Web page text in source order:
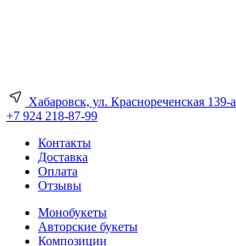
Хабаровск, ул. Краснореченская 139-а
+7 924 218-87-99
Контакты
Доставка
Оплата
Отзывы
Монобукеты
Авторские букеты
Композиции